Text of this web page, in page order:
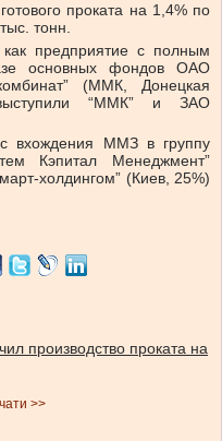
проката на 1,4% по
тонн.
предприятие с полным
основных фондов ОАО
(ММК, Донецкая
“ММК” и ЗАО
вхождения ММЗ в группу
Кэпитал Менеджмент”
холдингом” (Киев, 25%)
производство проката на
>>